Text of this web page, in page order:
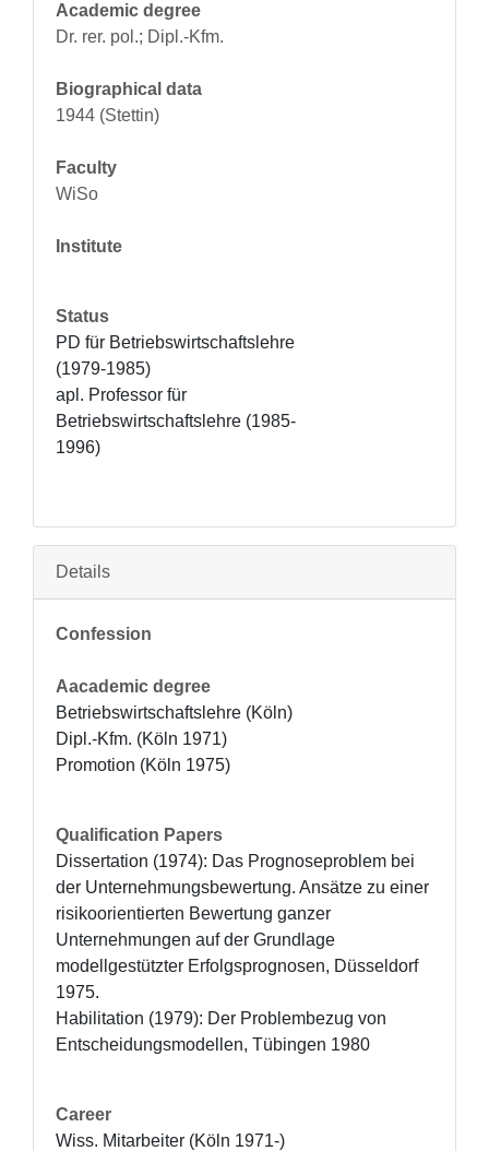
Academic degree
Dr. rer. pol.; Dipl.-Kfm.
Biographical data
1944 (Stettin)
Faculty
WiSo
Institute
Status
PD für Betriebswirtschaftslehre
(1979-1985)
apl. Professor für
Betriebswirtschaftslehre (1985-
1996)
Details
Confession
Aacademic degree
Betriebswirtschaftslehre (Köln)
Dipl.-Kfm. (Köln 1971)
Promotion (Köln 1975)
Qualification Papers
Dissertation (1974): Das Prognoseproblem bei
der Unternehmungsbewertung. Ansätze zu einer
risikoorientierten Bewertung ganzer
Unternehmungen auf der Grundlage
modellgestützter Erfolgsprognosen, Düsseldorf
1975.
Habilitation (1979): Der Problembezug von
Entscheidungsmodellen, Tübingen 1980
Career
Wiss. Mitarbeiter (Köln 1971-)